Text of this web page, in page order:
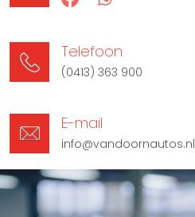
Telefoon
(0413) 363 900
E-mail
info@vandoornautos.nl